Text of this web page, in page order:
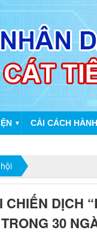
▼ CẢI CÁCH
DỊCH
30